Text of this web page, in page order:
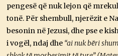
pengesë që nuk lejon që
tonë. Për shembull, njerëzit e
besonin në Jezusi, dhe pse e
i vogël, ndaj dhe “ai nuk bëri